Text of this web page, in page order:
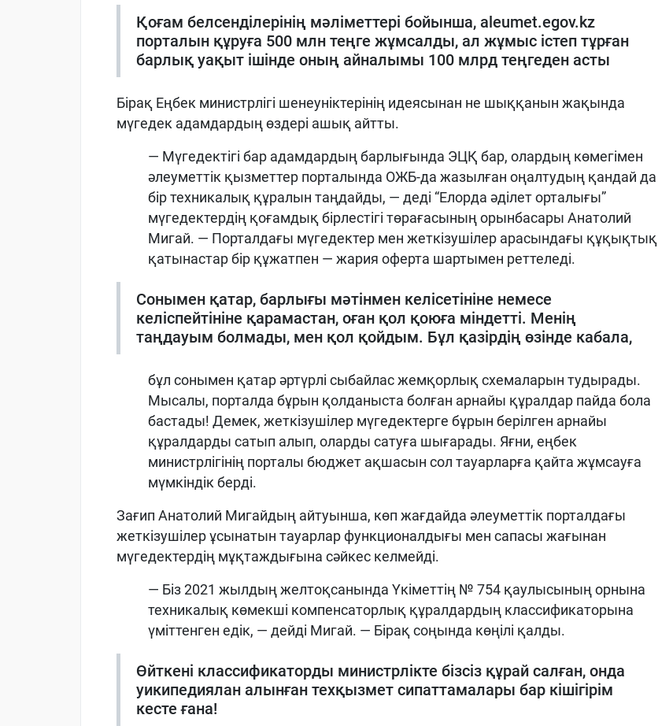
Қоғам белсенділерінің мәліметтері бойынша, aleumet.egov.kz
порталын құруға 500 млн теңге жұмсалды, ал жұмыс істеп тұрған
барлық уақыт ішінде оның айналымы 100 млрд теңгеден асты
Бірақ Еңбек министрлігі шенеуніктерінің идеясынан не шыққанын жақында
мүгедек адамдардың өздері ашық айтты.
— Мүгедектігі бар адамдардың барлығында ЭЦҚ бар, олардың көмегімен
әлеуметтік қызметтер порталында ОЖБ-да жазылған оңалтудың қандай да
бір техникалық құралын таңдайды, — деді “Елорда әділет орталығы”
мүгедектердің қоғамдық бірлестігі төрағасының орынбасары Анатолий
Мигай. — Порталдағы мүгедектер мен жеткізушілер арасындағы құқықтық
қатынастар бір құжатпен — жария оферта шартымен реттеледі.
Сонымен қатар, барлығы мәтінмен келісетініне немесе
келіспейтініне қарамастан, оған қол қоюға міндетті. Менің
таңдауым болмады, мен қол қойдым. Бұл қазірдің өзінде кабала,
бұл сонымен қатар әртүрлі сыбайлас жемқорлық схемаларын тудырады.
Мысалы, порталда бұрын қолданыста болған арнайы құралдар пайда бола
бастады! Демек, жеткізушілер мүгедектерге бұрын берілген арнайы
құралдарды сатып алып, оларды сатуға шығарады. Яғни, еңбек
министрлігінің порталы бюджет ақшасын сол тауарларға қайта жұмсауға
мүмкіндік берді.
Зағип Анатолий Мигайдың айтуынша, көп жағдайда әлеуметтік порталдағы
жеткізушілер ұсынатын тауарлар функционалдығы мен сапасы жағынан
мүгедектердің мұқтаждығына сәйкес келмейді.
— Біз 2021 жылдың желтоқсанында Үкіметтің № 754 қаулысының орнына
техникалық көмекші компенсаторлық құралдардың классификаторына
үміттенген едік, — дейді Мигай. — Бірақ соңында көңілі қалды.
Өйткені классификаторды министрлікте бізсіз құрай салған, онда
уикипедиялан алынған техқызмет сипаттамалары бар кішігірім
кесте ғана!